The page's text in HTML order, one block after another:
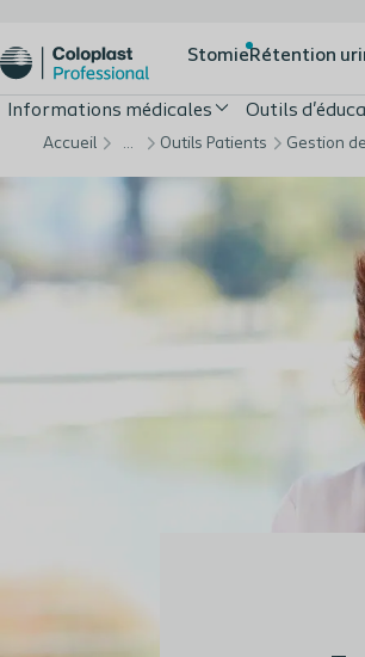
StomieRétention
Informations médicales Outils
Accueil … Outils Patients Gestion